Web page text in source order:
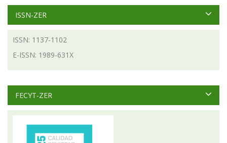
ISSN-ZER
ISSN: 1137-1102
E-ISSN: 1989-631X
FECYT-ZER